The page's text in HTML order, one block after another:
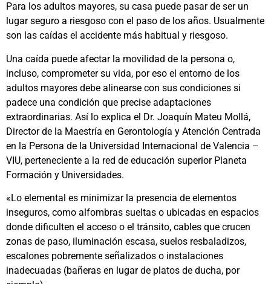
Para los adultos mayores, su casa puede pasar de ser un
lugar seguro a riesgoso con el paso de los años. Usualmente
son las caídas el accidente más habitual y riesgoso.
Una caída puede afectar la movilidad de la persona o,
incluso, comprometer su vida, por eso el entorno de los
adultos mayores debe alinearse con sus condiciones si
padece una condición que precise adaptaciones
extraordinarias. Así lo explica el Dr. Joaquín Mateu Mollá,
Director de la Maestría en Gerontología y Atención Centrada
en la Persona de la Universidad Internacional de Valencia –
VIU, perteneciente a la red de educación superior Planeta
Formación y Universidades.
«Lo elemental es minimizar la presencia de elementos
inseguros, como alfombras sueltas o ubicadas en espacios
donde dificulten el acceso o el tránsito, cables que crucen
zonas de paso, iluminación escasa, suelos resbaladizos,
escalones pobremente señalizados o instalaciones
inadecuadas (bañeras en lugar de platos de ducha, por